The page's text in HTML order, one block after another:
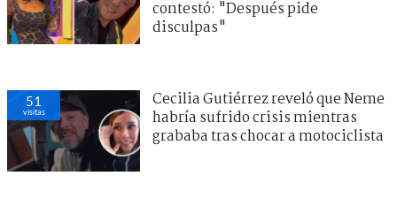
contestó: "Después pide
disculpas"
51
visitas
Cecilia Gutiérrez reveló que Neme
habría sufrido crisis mientras
grababa tras chocar a motociclista